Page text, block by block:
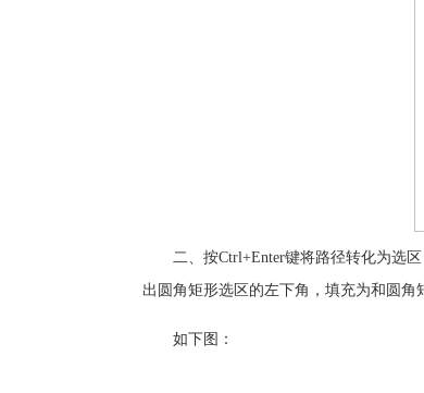
二、按Ctrl+Enter键将路径转化为选区
出圆角矩形选区的左下角，填充为和圆
如下图：